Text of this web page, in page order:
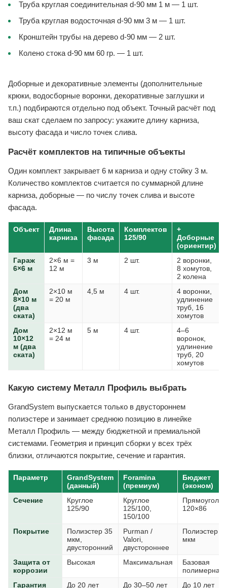
Труба круглая соединительная d-90 мм 1 м — 1 шт.
Труба круглая водосточная d-90 мм 3 м — 1 шт.
Кронштейн трубы на дерево d-90 мм — 2 шт.
Колено стока d-90 мм 60 гр. — 1 шт.
Доборные и декоративные элементы (дополнительные
крюки, водосборные воронки, декоративные заглушки и
т.п.) подбираются отдельно под объект. Точный расчёт под
ваш скат сделаем по запросу: укажите длину карниза,
высоту фасада и число точек слива.
Расчёт комплектов на типичные объекты
Один комплект закрывает 6 м карниза и одну стойку 3 м.
Количество комплектов считается по суммарной длине
карниза, доборные — по числу точек слива и высоте
фасада.
Объект
Длина
карниза
Высота
фасада
Комплектов
125/90
+
Доборные
(ориентир)
Гараж
6×6 м
2×6 м =
12 м
3 м 2 шт.
2 воронки,
8 хомутов,
2 колена
Дом
8×10 м
(два
ската)
2×10 м
= 20 м
4,5 м 4 шт.
4 воронки,
удлинение
труб, 16
хомутов
Дом
10×12
м (два
ската)
2×12 м
= 24 м
5 м 4 шт.
4–6
воронок,
удлинение
труб, 20
хомутов
Какую систему Металл Профиль выбрать
GrandSystem выпускается только в двустороннем
полиэстере и занимает среднюю позицию в линейке
Металл Профиль — между бюджетной и премиальной
системами. Геометрия и принцип сборки у всех трёх
близки, отличаются покрытие, сечение и гарантия.
Параметр
GrandSystem
(данный)
Foramina
(премиум)
Бюджет
(эконом)
Сечение
Круглое
125/90
Круглое
125/100,
150/100
120×86
Покрытие
Полиэстер 35
мкм,
двусторонний
Purman /
Valori,
двустороннее
Полиэстер
мкм
Защита от
коррозии
Высокая Максимальная
Базовая
полимерная
Гарантия
До 20 лет До 30–50 лет
До 10 лет